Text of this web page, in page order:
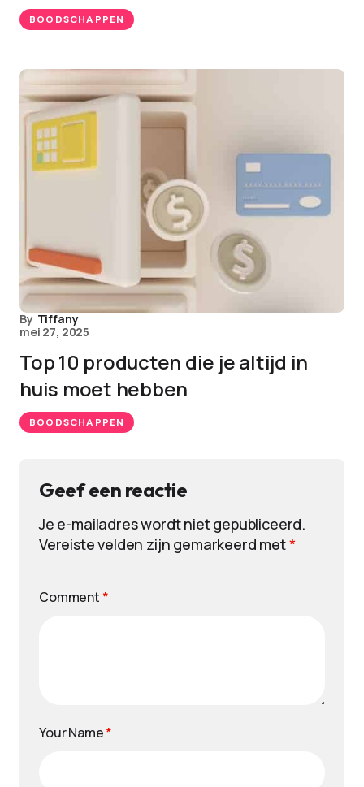
BOODSCHAPPEN
By Tiffany
mei 27, 2025
Top 10 producten die je altijd in
huis moet hebben
BOODSCHAPPEN
Geef een reactie
Je e-mailadres wordt niet gepubliceerd.
Vereiste velden zijn gemarkeerd met*
Comment *
Your Name*